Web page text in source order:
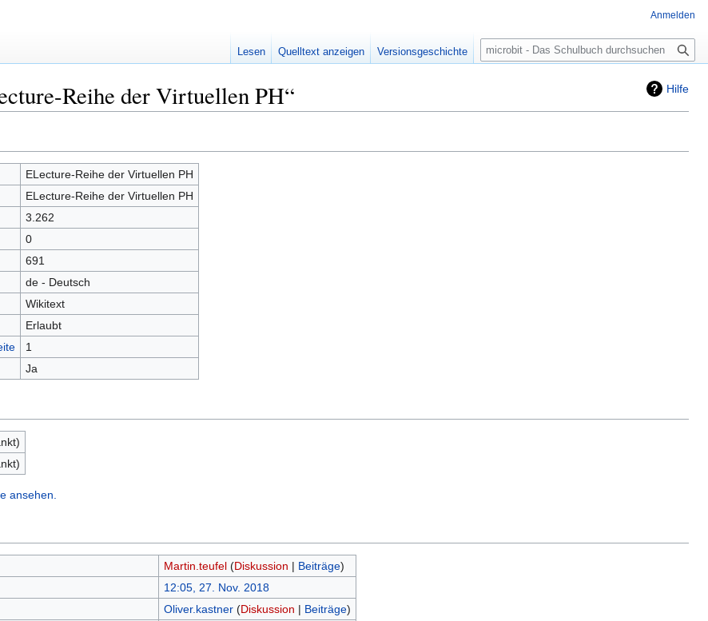
Hilfe
Reihe der Virtuellen PH“
ELecture-Reihe der Virtuellen PH
ELecture-Reihe der Virtuellen PH
3.262
0
691
de - Deutsch
Wikitext
Erlaubt
1
Ja
ansehen.
Martin.teufel (Diskussion | Beiträge)
12:05, 27. Nov. 2018
Oliver.kastner (Diskussion | Beiträge)
Anmelden
Lesen Quelltext anzeigen Versionsgeschichte
Suche